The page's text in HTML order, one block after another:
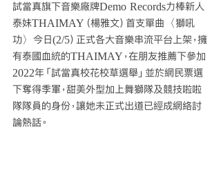
試當真旗下音樂廠牌Demo Records力棒新人
泰妹THAIMAY（楊雅文）首支單曲〈獅吼
功〉今日(2/5）正式各大音樂串流平台上架，擁
有泰國血統的THAIMAY，在朋友推薦下參加
2022年「試當真校花校草選舉」並於網民票選
下奪得季軍，甜美外型加上舞獅隊及競技啦啦
隊隊員的身份，讓她未正式出道已經成網絡討
論熱話。